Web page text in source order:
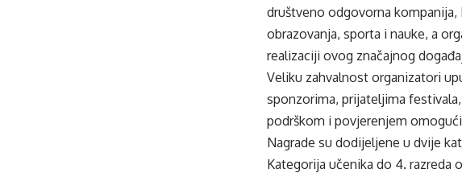
društveno odgovorna
obrazovanja, sporta i nauke, a
realizaciji ovog značajnog
Veliku zahvalnost organizatori
sponzorima, prijateljima
podrškom i povjerenjem
Nagrade su dodijeljene u dvije
Kategorija učenika do 4. razreda